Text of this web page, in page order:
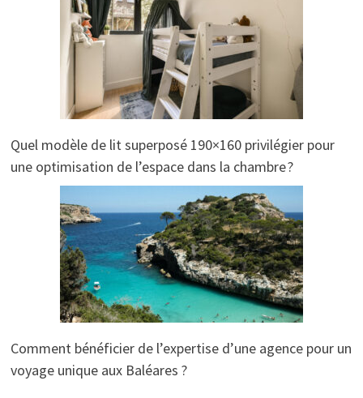
Quel modèle de lit superposé 190×160 privilégier pour
une optimisation de l’espace dans la chambre ?
Comment bénéficier de l’expertise d’une agence pour un
voyage unique aux Baléares ?